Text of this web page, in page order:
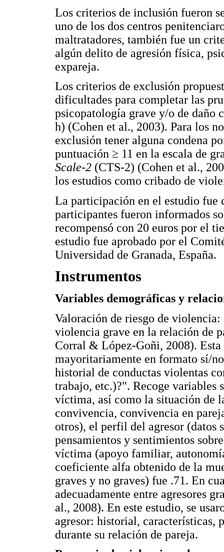
Los criterios de inclusión fueron
uno de los dos centros
maltratadores, también fue un
algún delito de agresión física,
expareja.
Los criterios de exclusión
dificultades para completar las
psicopatología grave y/o de daño
h) (Cohen et al., 2003). Para los
exclusión tener alguna condena
puntuación ≥ 11 en la escala de
Scale-2 (CTS-2) (Cohen et al.,
los estudios como cribado de
La participación en el estudio fue
participantes fueron informados
recompensó con 20 euros por el
estudio fue aprobado por el
Universidad de Granada, España.
Instrumentos
Variables demográficas y
Valoración de riesgo de
violencia grave en la relación de
Corral & López-Goñi, 2008).
mayoritariamente en formato sí/
historial de conductas violentas
trabajo, etc.)?". Recoge variables
víctima, así como la situación de
convivencia, convivencia en
otros), el perfil del agresor (datos
pensamientos y sentimientos
víctima (apoyo familiar,
coeficiente alfa obtenido de la
graves y no graves) fue .71. En
adecuadamente entre agresores
al., 2008). En este estudio, se
agresor: historial, características,
durante su relación de pareja.